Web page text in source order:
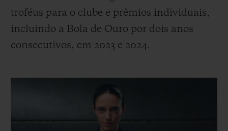
troféus para o clube e prêmios individuais,
incluindo a Bola de Ouro por dois anos
consecutivos, em 2023 e 2024.